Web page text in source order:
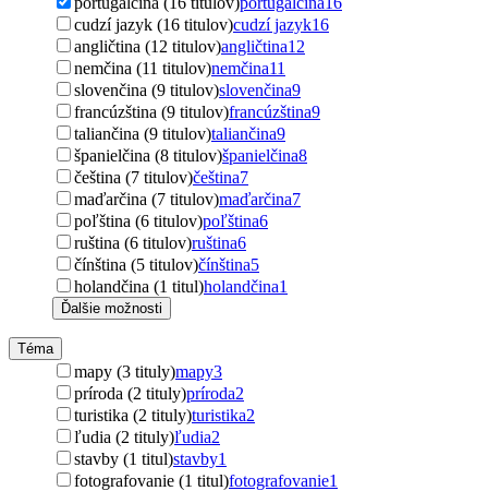
cudzí jazyk (16 titulov)cudzí jazyk16
angličtina (12 titulov)angličtina12
nemčina (11 titulov)nemčina11
slovenčina (9 titulov)slovenčina9
francúzština (9 titulov)francúzština9
taliančina (9 titulov)taliančina9
španielčina (8 titulov)španielčina8
čeština (7 titulov)čeština7
maďarčina (7 titulov)maďarčina7
poľština (6 titulov)poľština6
ruština (6 titulov)ruština6
čínština (5 titulov)čínština5
holandčina (1 titul)holandčina1
Ďalšie možnosti
Téma
mapy (3 tituly)mapy3
príroda (2 tituly)príroda2
turistika (2 tituly)turistika2
ľudia (2 tituly)ľudia2
stavby (1 titul)stavby1
fotografovanie (1 titul)fotografovanie1